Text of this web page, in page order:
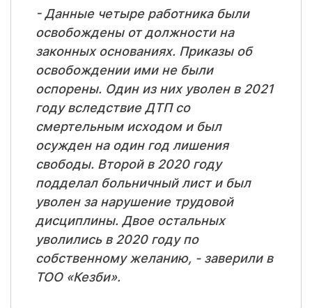
- Данные четыре работника были
освобождены от должности на
законных основаниях. Приказы об
освобождении ими не были
оспорены. Один из них уволен в 2021
году вследствие ДТП со
смертельным исходом и был
осужден на один год лишения
свободы. Второй в 2020 году
подделал больничный лист и был
уволен за нарушение трудовой
дисциплины. Двое остальных
уволились в 2020 году по
собственному желанию, - заверили в
ТОО «Кезби».